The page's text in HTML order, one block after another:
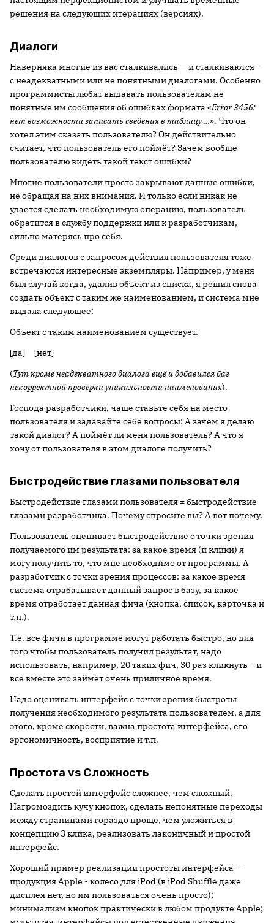
решения на следующих итерациях (версиях).
Диалоги
Наверняка многие из вас сталкивались — и сталкиваются —
с неадекватными или не понятными диалогами. Особенно
программисты любят выдавать пользователям не
понятные им сообщения об ошибках формата «Error 3456:
нет возможности записать сведения в таблицу …». Что он
хотел этим сказать пользователю? Он действительно
считает, что пользователь его поймёт? Зачем вообще
пользователю видеть такой текст ошибки?
Многие пользователи просто закрывают данные ошибки,
не обращая на них внимания. И только если никак не
удаётся сделать необходимую операцию, пользователь
обратится в службу поддержки или к разработчикам,
сильно матерясь про себя.
Среди диалогов с запросом действия пользователя тоже
встречаются интересные экземпляры. Например, у меня
был случай когда, удалив объект из списка, я решил снова
создать объект с таким же наименованием, и система мне
выдала следующее:
Объект с таким наименованием существует.
[да] [нет]
(Тут кроме неадекватного диалога ещё и добавился баг
некорректной проверки уникальности наименования).
Господа разработчики, чаще ставьте себя на место
пользователя и задавайте себе вопросы: А зачем я делаю
такой диалог? А поймёт ли меня пользователь? А что я
хочу от пользователя в этом диалоге получить?
Быстродействие глазами пользователя
Быстродействие глазами пользователя ≠ быстродействие
глазами разработчика. Почему спросите вы? А вот почему.
Пользователь оценивает быстродействие с точки зрения
получаемого им результата: за какое время (и клики) я
могу получить то, что мне необходимо от программы. А
разработчик с точки зрения процессов: за какое время
система отрабатывает данный запрос в базу, за какое
время отработает данная фича (кнопка, список, карточка и
т.п.).
Т.е. все фичи в программе могут работать быстро, но для
того чтобы пользователь получил результат, надо
использовать, например, 20 таких фич, 30 раз кликнуть – и
всё вместе это займёт очень приличное время.
Надо оценивать интерфейс с точки зрения быстроты
получения необходимого результата пользователем, а для
этого, кроме скорости, важна простота интерфейса, его
эргономичность, восприятие и т.п.
Простота vs Сложность
Сделать простой интерфейс сложнее, чем сложный.
Нагромоздить кучу кнопок, сделать непонятные переходы
между страницами гораздо проще, чем уложиться в
концепцию 3 клика, реализовать лаконичный и простой
интерфейс.
Хороший пример реализации простоты интерфейса –
продукция Apple - колесо для iPod (в iPod Shuffle даже
дисплея нет, но им пользоваться очень просто);
минимализм кнопок практически в любом продукте Apple;